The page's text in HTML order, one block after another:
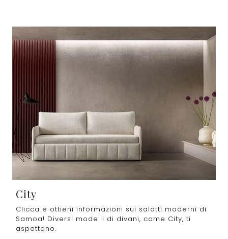
City
Clicca e ottieni informazioni sui salotti moderni di
Samoa! Diversi modelli di divani, come City, ti
aspettano.